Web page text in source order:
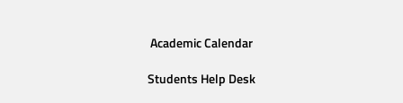
Academic Calendar
Students Help Desk